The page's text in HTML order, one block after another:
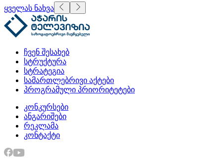
ყველას ნახვა
ჩვენ შესახებ
სტრუქტურა
სტრატეგია
სამართლებრივი აქტები
პროგრამული პრიორიტეტები
კონკურსები
ანგარიშები
რეკლამა
კონტაქტი